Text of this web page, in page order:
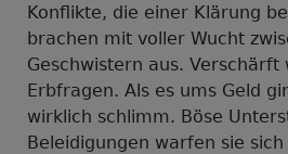
Konflikte, die einer Klärung
brachen mit voller Wucht
Geschwistern aus. Verschärft
Erbfragen. Als es ums Geld
wirklich schlimm. Böse
Beleidigungen warfen sie